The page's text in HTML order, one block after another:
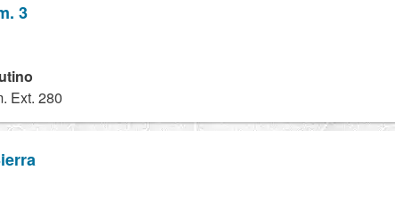
3
Ext. 280